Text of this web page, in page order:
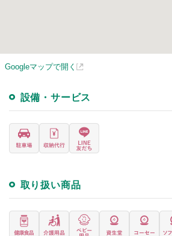
Googleマップで開く
設備・サービス
取り扱い商品